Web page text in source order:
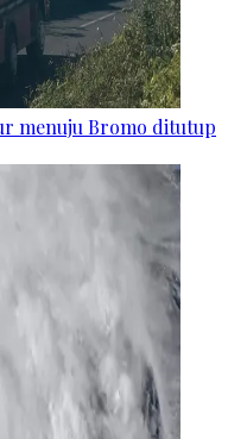
menuju Bromo ditutup